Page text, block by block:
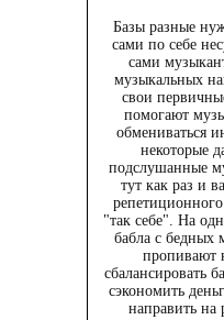
Базы разные
сами по себе
сами
музыкальных
свои
помогают
обмениваться
некоторые
подслушанные
тут как раз и
"так себе". На
бабла с бедных
пропивают
сбалансировать
сэкономить
направить на